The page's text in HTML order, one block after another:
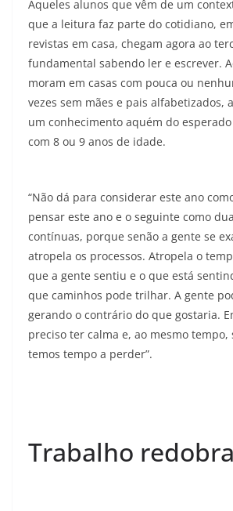
Aqueles alunos que vêm de um
que a leitura faz parte do cotidiano,
revistas em casa, chegam agora ao
fundamental sabendo ler e escrever.
moram em casas com pouca ou
vezes sem mães e pais alfabetizados,
um conhecimento aquém do
com 8 ou 9 anos de idade.
“Não dá para considerar este ano
pensar este ano e o seguinte como
contínuas, porque senão a gente se
atropela os processos. Atropela o
que a gente sentiu e o que está
que caminhos pode trilhar. A gente
gerando o contrário do que gostaria.
preciso ter calma e, ao mesmo
temos tempo a perder”.
Trabalho